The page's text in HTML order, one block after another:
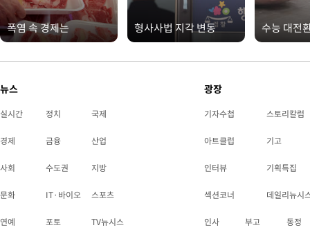
폭염 속 경제는 형사사법 지각 변동 수능 대전
뉴스
실시간 정치 국제
경제 금융 산업
사회 수도권 지방
문화 IT·바이오 스포츠
연예 포토 TV뉴시스
광장
기자수첩 스토리칼럼
아트클럽 기고
인터뷰 기획특집
섹션코너 데일리뉴시
인사 부고 동정